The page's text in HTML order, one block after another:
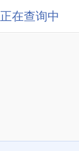
正在查询中